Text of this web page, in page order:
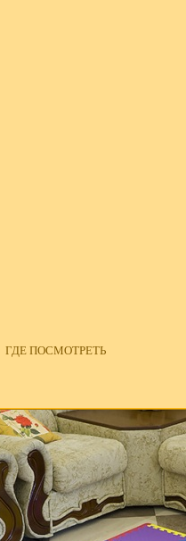
ГДЕ ПОСМОТРЕТЬ